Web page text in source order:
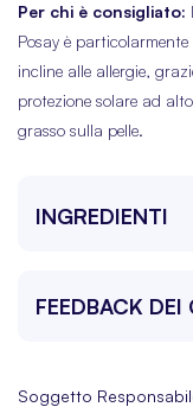
Per chi è consigliato:
Posay è
incline alle allergie,
protezione solare ad
grasso sulla pelle.
INGREDIENTI
FEEDBACK DEI
Soggetto